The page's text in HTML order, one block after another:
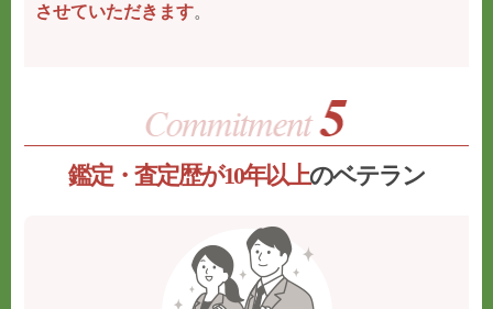
させていただきます。
鑑定・査定歴が10年以上のベテラン